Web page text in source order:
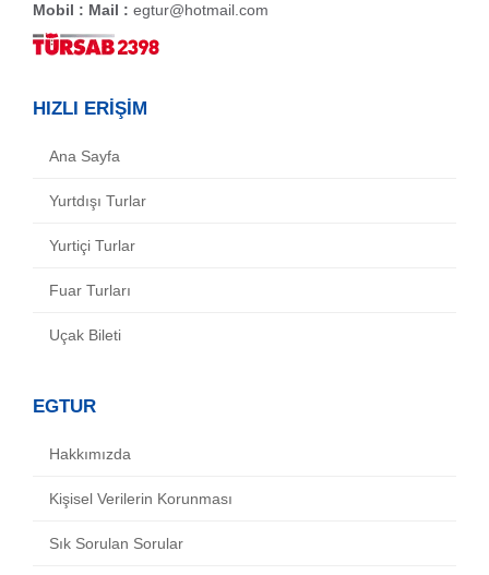
Mobil : Mail : egtur@hotmail.com
HIZLI ERİŞİM
Ana Sayfa
Yurtdışı Turlar
Yurtiçi Turlar
Fuar Turları
Uçak Bileti
EGTUR
Hakkımızda
Kişisel Verilerin Korunması
Sık Sorulan Sorular